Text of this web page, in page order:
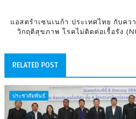
แอสตร้าเซนเนก้า ประเทศไทย กับค
วิกฤติสุขภาพ โรคไม่ติดต่อเรื้อรัง
RELATED POST
ประชาสัมพันธ์